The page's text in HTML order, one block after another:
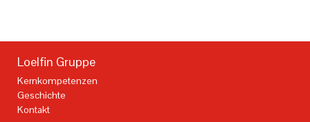
Loelfin Gruppe
Kernkompetenzen
Geschichte
Kontakt